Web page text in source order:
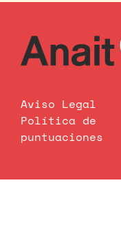
Aviso Legal
Política de
puntuaciones